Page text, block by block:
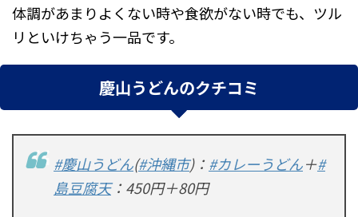
体調があまりよくない時や食欲がない時でも、ツル
リといけちゃう一品です。
慶山うどんのクチコミ
#慶山うどん(#沖縄市)： #カレーうどん＋#
島豆腐天：450円＋80円